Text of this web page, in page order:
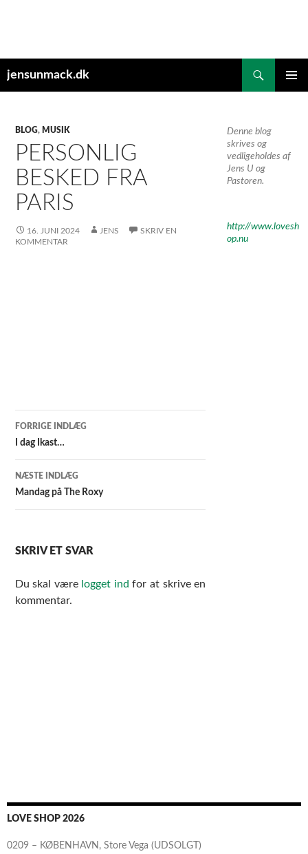
jensunmack.dk
BLOG, MUSIK
PERSONLIG
BESKED FRA
PARIS
16. JUNI 2024 JENS
SKRIV EN
KOMMENTAR
Indlægsnavigation
FORRIGE INDLÆG
I dag Ikast…
NÆSTE INDLÆG
Mandag på The Roxy
SKRIV ET SVAR
Du skal være logget ind for at skrive en
kommentar.
Denne blog
skrives og
vedligeholdes af
Jens U og
Pastoren.
http://www.lovesh
op.nu
LOVE SHOP 2026
0209 – KØBENHAVN, Store Vega (UDSOLGT)